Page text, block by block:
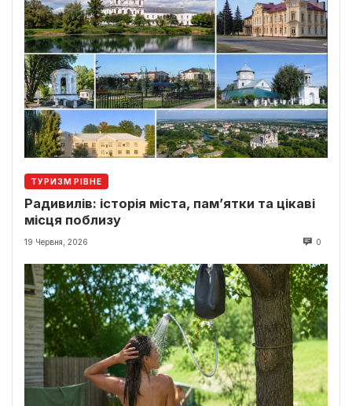
ТУРИЗМ РІВНЕ
Радивилів: історія міста, пам’ятки та цікаві
місця поблизу
19 Червня, 2026 0